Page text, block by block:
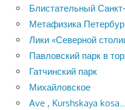
Блистательный
Метафизика
Лики «Северной
Павловский парк в
Гатчинский парк
Михайловское
Ave , Kurshskaya kosa…